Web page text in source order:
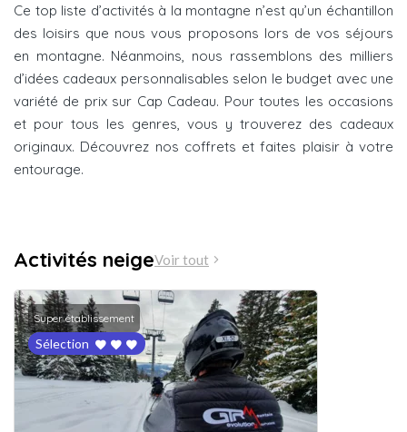
Ce top liste d’activités à la montagne n’est qu’un échantillon
des loisirs que nous vous proposons lors de vos séjours
en montagne. Néanmoins, nous rassemblons des milliers
d’idées cadeaux personnalisables selon le budget avec une
variété de prix sur Cap Cadeau. Pour toutes les occasions
et pour tous les genres, vous y trouverez des cadeaux
originaux. Découvrez nos coffrets et faites plaisir à votre
entourage.
Activités neigeVoir tout
Super établissement
Sélection